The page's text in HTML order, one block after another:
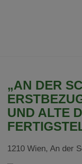
„AN DER
UND ALTE
1210 Wien, An der